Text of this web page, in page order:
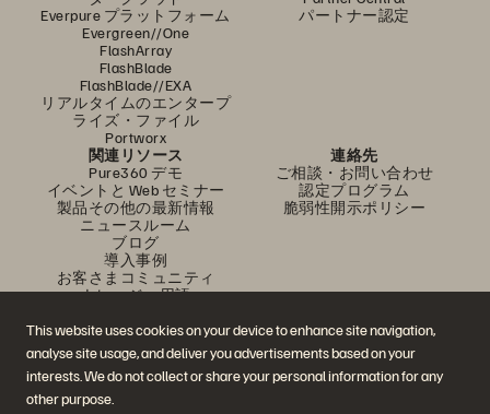
This website uses cookies on your device to enhance site navigation,
analyse site usage, and deliver you advertisements based on your
interests. We do not collect or share your personal information for any
other purpose.
Everpure プラットフォーム
Evergreen//One
FlashArray
FlashBlade
FlashBlade//EXA
リアルタイムのエンタープ
ライズ・ファイル
Portworx
パートナー認定
関連リソース
Pure360 デモ
イベントと Web セミナー
製品その他の最新情報
ニュースルーム
ブログ
導入事例
お客さまコミュニティ
ナレッジ・用語
連絡先
ご相談・お問い合わせ
認定プログラム
脆弱性開示ポリシー
公式 SNS
是非フォローをお願いします！